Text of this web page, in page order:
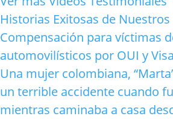
Historias Exitosas de Nuestros
Compensación para víctimas
automovilísticos por OUI y
Una mujer colombiana,
un terrible accidente cuando
mientras caminaba a casa